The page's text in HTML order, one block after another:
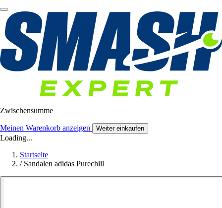
Zwischensumme
Meinen Warenkorb anzeigen Weiter einkaufen
Loading...
Startseite
/ Sandalen adidas Purechill